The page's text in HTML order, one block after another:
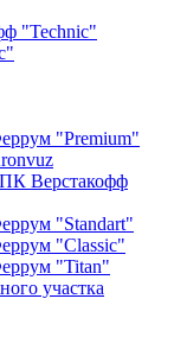
"Technic"
"Premium"
Верстакофф
"Standart"
"Classic"
"Titan"
участка